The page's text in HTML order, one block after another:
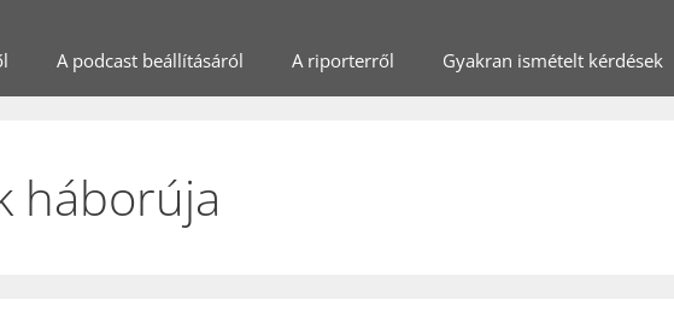
A podcast beállításáról A riporterről Gyakran ismételt kérdések
háborúja